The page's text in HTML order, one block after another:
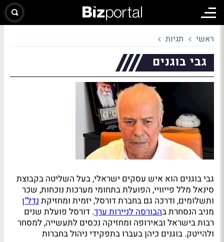
ראשי תגיות
גבי בוגנים
גבי בוגנים הוא איש עסקים ישראלי, בעל השליטה בקבוצת
סינאל מלל פייוויי, הפועלת בתחומי מערכות נוכחות, שכר
ותשלומים, ודרכה גם בחברת דורסל, יזמית ומחזיקתנדל"ן
מניב הנסחרת בהבורסה לניירות ערך. דורסל פועלת שנים
רבות בישראל ובאירופה ומחזיקה נכסים לתעשייה, למסחר
ולהייטק. בוגנים כיהן בעברו בתפקידי ניהול בחברות